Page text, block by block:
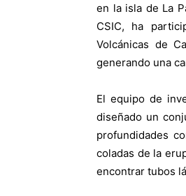
en la isla de La
CSIC, ha
Volcánicas de
generando una
El equipo de
diseñado un
profundidades
coladas de la
encontrar tubos